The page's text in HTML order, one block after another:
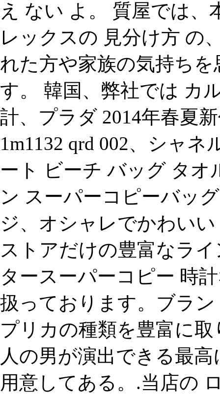
え ない よ。 質屋では
レックスの 見分け方 の
れた方や家族の気持ち
す。 韓国、弊社では カ
計、プラダ 2014年春夏
1m1132 qrd 002、シャ
ート ビーチ バッグ タ
ン スーパーコピーバッ
ジ、オシャレでかわい
ストアだけの豊富なラ
タースーパーコピー 時
扱っております。ブラ
プリカの種類を豊富に
人の男が演出できる最
用意してある。.当店の